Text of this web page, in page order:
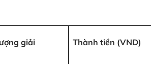
giải Thành tiền (VND)